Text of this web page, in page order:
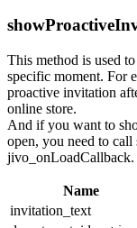
This method is used
specific moment. For
proactive invitation
online store.
And if you want to
open, you need to
jivo_onLoadCallback.
Name
invitation_text